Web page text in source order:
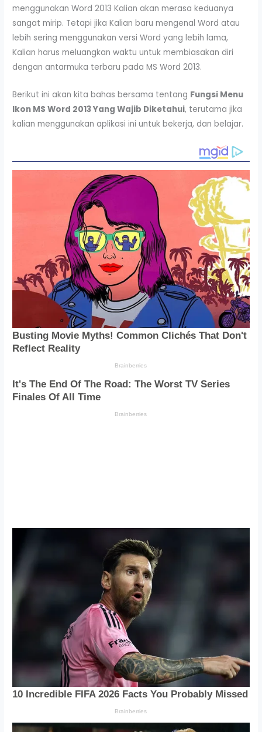
menggunakan Word 2013 Kalian akan merasa keduanya
sangat mirip. Tetapi jika Kalian baru mengenal Word atau
lebih sering menggunakan versi Word yang lebih lama,
Kalian harus meluangkan waktu untuk membiasakan diri
dengan antarmuka terbaru pada MS Word 2013.
Berikut ini akan kita bahas bersama tentang Fungsi Menu
Ikon MS Word 2013 Yang Wajib Diketahui, terutama jika
kalian menggunakan aplikasi ini untuk bekerja, dan belajar.